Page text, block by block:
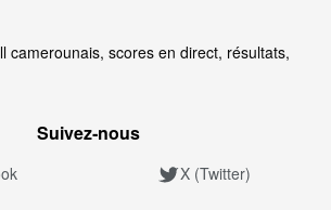
camerounais, scores en direct, résultats,
Suivez‑nous
X (Twitter)